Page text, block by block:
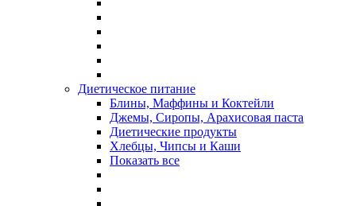
Диетическое питание
Блины, Маффины и Коктейли
Джемы, Сиропы, Арахисовая паста
Диетические продукты
Хлебцы, Чипсы и Каши
Показать все